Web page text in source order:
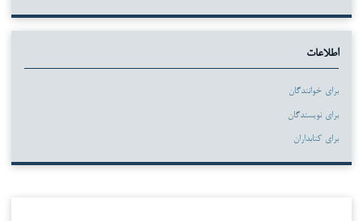
اطلاعات
برای خوانندگان
برای نویسندگان
برای کتابداران